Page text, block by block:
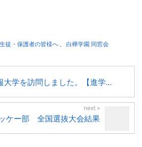
生徒・保護者の皆様へ 白樺学園 同窓会
大学を訪問しました。【進学...
ケー部 全国選抜大会結果